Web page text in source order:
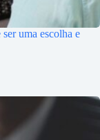
uma escolha e